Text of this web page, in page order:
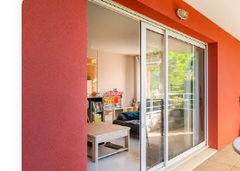
d'une salle d'eau rénovée et de WC séparés.
Une garage fermé en sous-sol vient
À visiter sans tarder !